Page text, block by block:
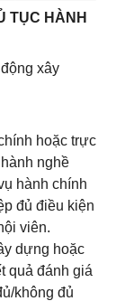
TỤC HÀNH
xây
hoặc trực
nghề
hành chính
đủ điều kiện
viên.
dựng hoặc
quả đánh giá
không đủ